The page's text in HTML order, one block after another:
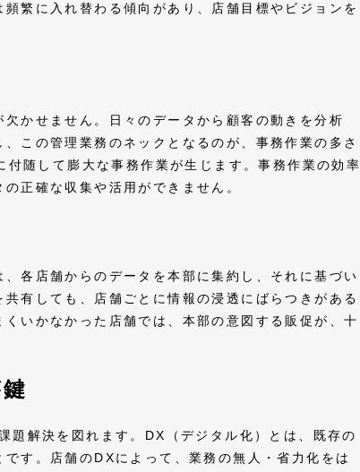
繁に入れ替わる傾向があり、店舗目標やビジョンを
かせません。日々のデータから顧客の動きを分析
この管理業務のネックとなるのが、事務作業の多さ
随して膨大な事務作業が生じます。事務作業の効率
の正確な収集や活用ができません。
各店舗からのデータを本部に集約し、それに基づい
有しても、店舗ごとに情報の浸透にばらつきがある
いかなかった店舗では、本部の意図する販促が、十
題解決を図れます。DX（デジタル化）とは、既存の
す。店舗のDXによって、業務の無人・省力化をは